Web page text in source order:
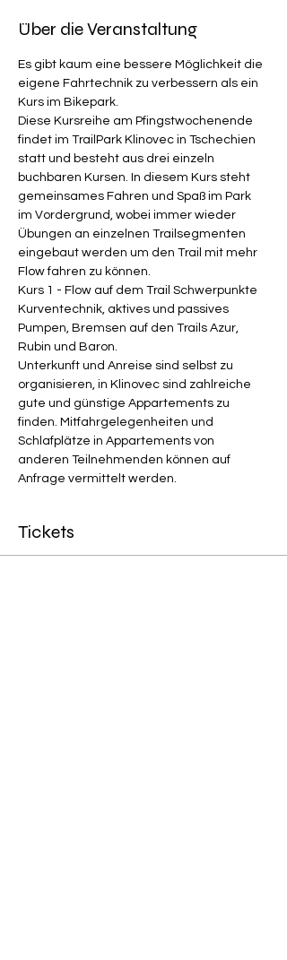
Über die Veranstaltung
Es gibt kaum eine bessere Möglichkeit die
eigene Fahrtechnik zu verbessern als ein
Kurs im Bikepark.
Diese Kursreihe am Pfingstwochenende
findet im TrailPark Klinovec in Tschechien
statt und besteht aus drei einzeln
buchbaren Kursen. In diesem Kurs steht
gemeinsames Fahren und Spaß im Park
im Vordergrund, wobei immer wieder
Übungen an einzelnen Trailsegmenten
eingebaut werden um den Trail mit mehr
Flow fahren zu können.
Kurs 1 - Flow auf dem Trail Schwerpunkte
Kurventechnik, aktives und passives
Pumpen, Bremsen auf den Trails Azur,
Rubin und Baron.
Unterkunft und Anreise sind selbst zu
organisieren, in Klinovec sind zahlreiche
gute und günstige Appartements zu
finden. Mitfahrgelegenheiten und
Schlafplätze in Appartements von
anderen Teilnehmenden können auf
Anfrage vermittelt werden.
Tickets